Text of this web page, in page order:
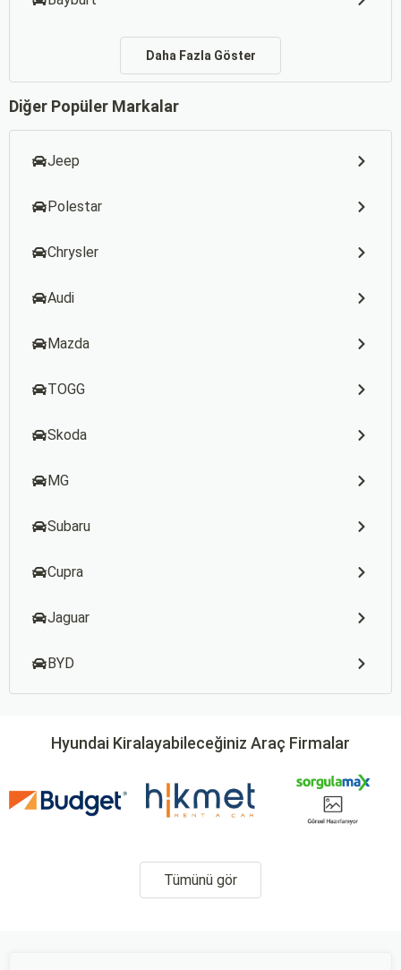
Daha Fazla Göster
Diğer Popüler Markalar
Jeep
Polestar
Chrysler
Audi
Mazda
TOGG
Skoda
MG
Subaru
Cupra
Jaguar
BYD
Hyundai Kiralayabileceğiniz Araç Firmalar
Tümünü gör